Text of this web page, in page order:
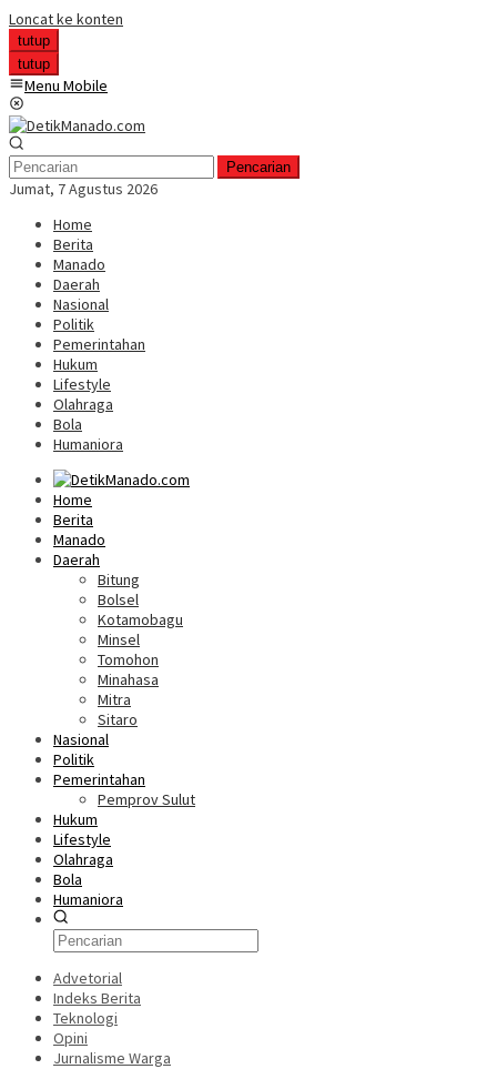
Loncat ke konten
tutup
tutup
Menu Mobile
Pencarian
Jumat, 7 Agustus 2026
Home
Berita
Manado
Daerah
Nasional
Politik
Pemerintahan
Hukum
Lifestyle
Olahraga
Bola
Humaniora
Home
Berita
Manado
Daerah
Bitung
Bolsel
Kotamobagu
Minsel
Tomohon
Minahasa
Mitra
Sitaro
Nasional
Politik
Pemerintahan
Pemprov Sulut
Hukum
Lifestyle
Olahraga
Bola
Humaniora
Advetorial
Indeks Berita
Teknologi
Opini
Jurnalisme Warga